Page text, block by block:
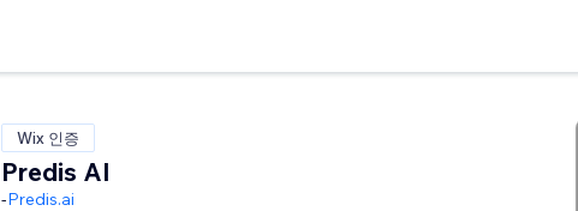
Wix 인증
Predis AI
-Predis.ai